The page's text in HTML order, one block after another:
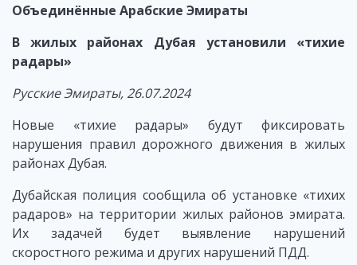
Объединённые Арабские Эмираты
В жилых районах Дубая установили «тихие
радары»
Русские Эмираты, 26.07.2024
Новые «тихие радары» будут фиксировать
нарушения правил дорожного движения в жилых
районах Дубая.
Дубайская полиция сообщила об установке «тихих
радаров» на территории жилых районов эмирата.
Их задачей будет выявление нарушений
скоростного режима и других нарушений ПДД.